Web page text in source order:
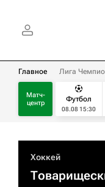
Главное Лига
Матч-
центр
Футбол
08.08 15:30
Хоккей